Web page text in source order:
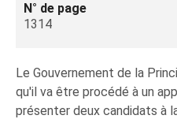
N° de page
1314
Le Gouvernement de la
qu'il va être procédé à un
présenter deux candidats à